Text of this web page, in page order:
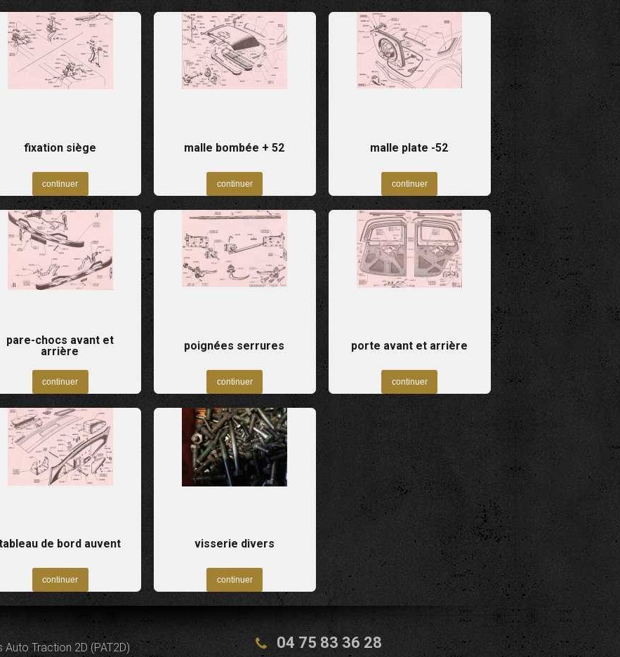
fixation siège malle bombée + 52 malle plate -52
pare-chocs avant et
arrière
poignées serrures porte avant et arrière
de bord auvent visserie divers
Auto Traction 2D (PAT2D) 04 75 83 36 28